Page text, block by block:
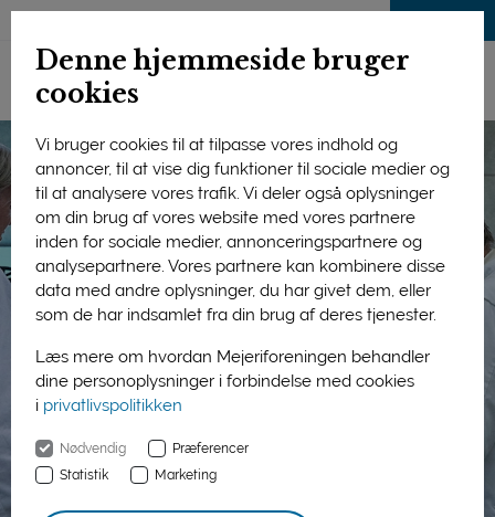
Denne hjemmeside bruger
cookies
Vi bruger cookies til at tilpasse vores indhold og
annoncer, til at vise dig funktioner til sociale medier og
til at analysere vores trafik. Vi deler også oplysninger
om din brug af vores website med vores partnere
inden for sociale medier, annonceringspartnere og
analysepartnere. Vores partnere kan kombinere disse
data med andre oplysninger, du har givet dem, eller
som de har indsamlet fra din brug af deres tjenester.
Læs mere om hvordan Mejeriforeningen behandler
dine personoplysninger i forbindelse med cookies
i privatlivspolitikken
Nødvendig
Præferencer
Statistik
Marketing